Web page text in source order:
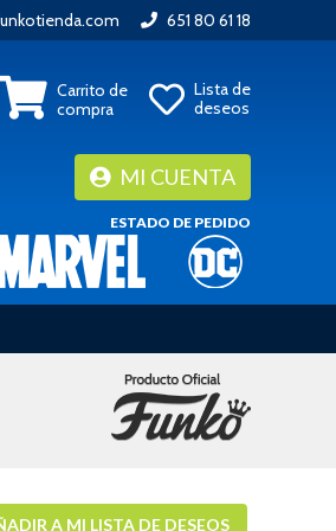
651 80 61 18
Carrito de
compra
Lista de
deseos
MI CUENTA
ESTADO DE PEDIDO
A MI LISTA DE DESEOS